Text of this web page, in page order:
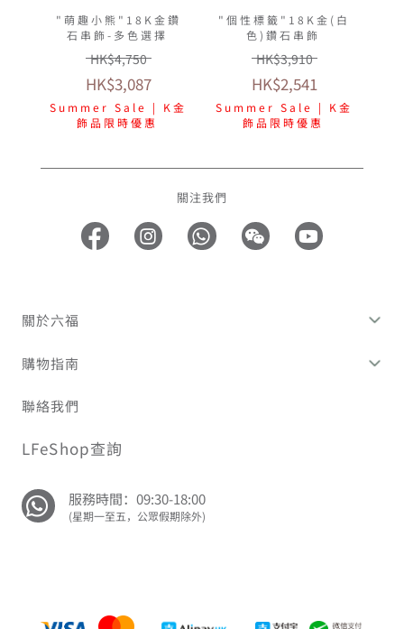
"萌趣小熊"18K金鑽
石串飾-多色選擇
HK$4,750
HK$3,087
Summer Sale | K金
飾品限時優惠
"個性標籤"18K金(白
色)鑽石串飾
HK$3,910
HK$2,541
Summer Sale | K金
飾品限時優惠
關注我們
關於六福
購物指南
聯絡我們
LFeShop查詢
服務時間：09:30-18:00
(星期一至五，公眾假期除外)